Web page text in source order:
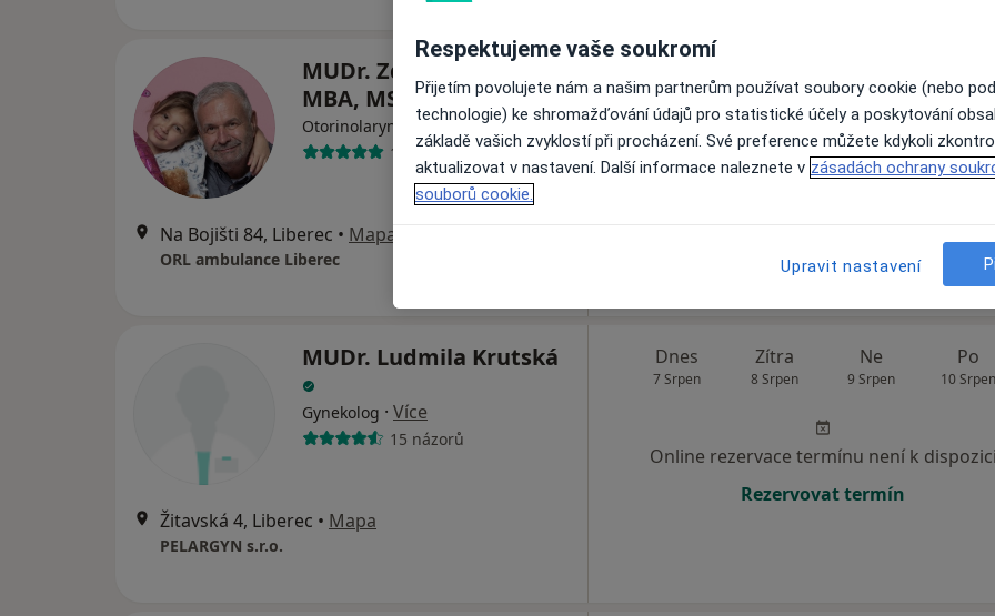
MUDr. Zdeněk Kubr
MBA, MSc
Otorinolaryngolog·Více
12 názorů
Na Bojišti 84, Liberec • Mapa
ORL ambulance Liberec
7 Srpen 8 Srpen 9 Srpen 10
Online rezervace termínu není k
MUDr. Ludmila Krutská
Gynekolog · Více
15 názorů
Žitavská 4, Liberec • Mapa
PELARGYN s.r.o.
Dnes
7 Srpen
Zítra
8 Srpen
Ne
9 Srpen
Po
10 Srpen
Online rezervace termínu není k dispozici
Rezervovat termín
Respektujeme vaše soukromí
Přijetím povolujete nám a našim partnerům používat soubory cookie (nebo
technologie) ke shromažďování údajů pro statistické účely a poskytování
základě vašich zvyklostí při procházení. Své preference můžete kdykoli
aktualizovat v nastavení. Další informace naleznete v zásadách ochrany
souborů cookie.
Upravit nastavení